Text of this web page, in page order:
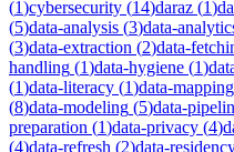
(1)cybersecurity (14)daraz (1)
(5)data-analysis (3)data-
(3)data-extraction (2)data-
handling (1)data-hygiene (1)
(1)data-literacy (1)data-mapping
(8)data-modeling (5)data-
preparation (1)data-privacy (4)
(4)data-refresh (2)data-